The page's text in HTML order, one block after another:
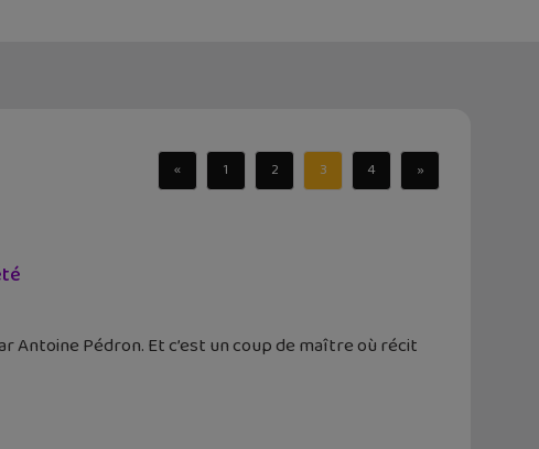
« 1 2 3 4 »
Pédron. Et c’est un coup de maître où récit